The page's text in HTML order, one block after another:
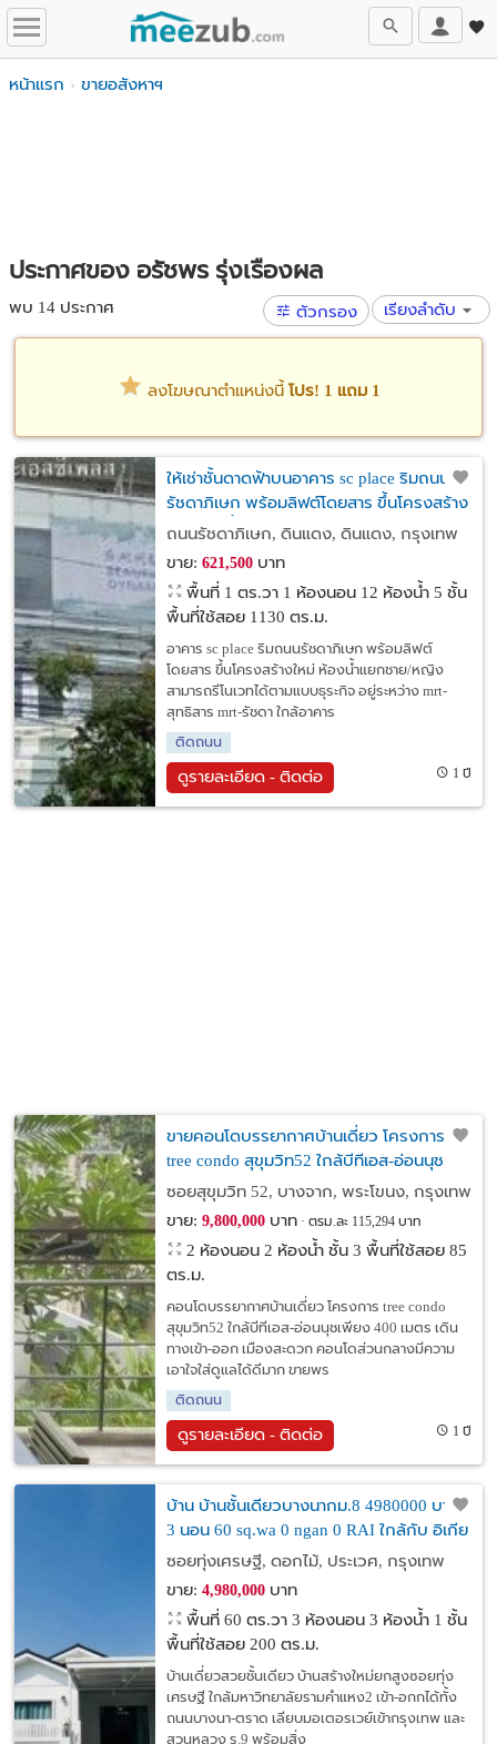
หน้าแรก ขายอสังหาฯ
ประกาศของ อรัชพร รุ่งเรือง​ผล​
พบ 14 ประกาศ ตัวกรอง เรียงลำดับ
ลงโฆษณาตำแหน่งนี้ โปร! 1 แถม 1
ให้เช่าชั้นดาดฟ้าบนอาคาร sc place ริมถนน
รัชดาภิเษก พร้อมลิฟต์โดยสาร ขึ้นโครงสร้าง
ใหม่ ห้องน้ำแยกชาย/หญิง สามารถรีโนเวทได้
ถนนรัชดาภิเษก, ดินแดง, ดินแดง, กรุงเทพ
ขาย: 621,500บาท
พื้นที่ 1 ตร.วา 1 ห้องนอน 12 ห้องน้ำ 5 ชั้น
พื้นที่ใช้สอย 1130 ตร.ม.
อาคาร sc place ริมถนนรัชดาภิเษก พร้อมลิฟต์
โดยสาร ขึ้นโครงสร้างใหม่ ห้องน้ำแยกชาย/หญิง
สามารถรีโนเวทได้ตามแบบธุระกิจ อยู่ระหว่าง mrt-
สุทธิสาร mrt-รัชดา ใกล้อาคาร
ติดถนน
ดูรายละเอียด - ติดต่อ 1 ปี
ขายคอนโดบรรยากาศบ้านเดี่ยว โครงการ
tree condo สุขุมวิท52 ใกล้บีทีเอส-อ่อนนุช
เพียง 400 เมตร ขายพร้อมผู้เช่า
ซอยสุขุมวิท 52, บางจาก, พระโขนง, กรุงเทพ
ขาย: 9,800,000บาท ตรม.ละ 115,294 บาท
2 ห้องนอน 2 ห้องน้ำ ชั้น 3 พื้นที่ใช้สอย 85
ตร.ม.
คอนโดบรรยากาศบ้านเดี่ยว โครงการ tree condo
สุขุมวิท52 ใกล้บีทีเอส-อ่อนนุชเพียง 400 เมตร เดิน
ทางเข้า-ออก เมืองสะดวก คอนโดส่วนกลางมีความ
เอาใจใส่ดูแลได้ดีมาก ขายพร
ติดถนน
ดูรายละเอียด - ติดต่อ 1 ปี
บ้าน บ้านชั้นเดียวบางนากม.8 4980000 บาท.
3 นอน 60 sq.wa 0 ngan 0 RAI ใกล้กับ อิเกีย
บางนา ราคานี้ดีสุดในย่าน บ้านเพิ่งสร้างใหม่
ซอยทุ่งเศรษฐี, ดอกไม้, ประเวศ, กรุงเทพ
ขาย: 4,980,000บาท
พื้นที่ 60 ตร.วา 3 ห้องนอน 3 ห้องน้ำ 1 ชั้น
พื้นที่ใช้สอย 200 ตร.ม.
บ้านเดี่ยวสวยชั้นเดียว บ้านสร้างใหม่ยกสูงซอยทุ่ง
เศรษฐี ใกล้มหาวิทยาลัยรามคำแหง2 เข้า-อกกได้ทั้ง
ถนนบางนา-ตราด เลียบมอเตอรเวย์เข้ากรุงเทพ และ
สวนหลวง ร.9 พร้อมสิ่ง